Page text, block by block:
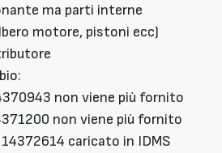
ma parti interne
motore, pistoni ecc)
non viene più fornito
non viene più fornito
caricato in IDMS